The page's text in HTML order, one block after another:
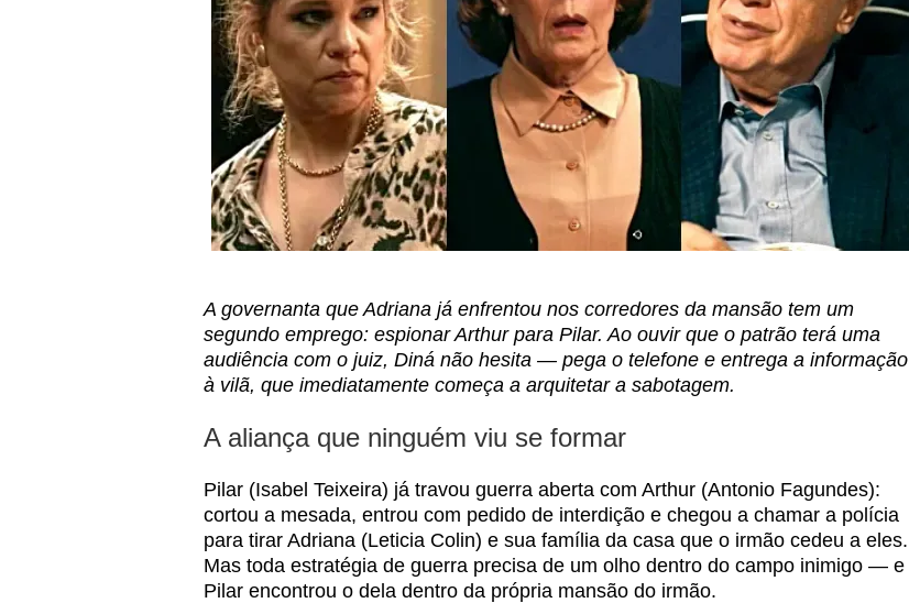
A governanta que Adriana já enfrentou nos corredores da mansão tem um
segundo emprego: espionar Arthur para Pilar. Ao ouvir que o patrão terá uma
audiência com o juiz, Diná não hesita — pega o telefone e entrega a informação
à vilã, que imediatamente começa a arquitetar a sabotagem.
A aliança que ninguém viu se formar
Pilar (Isabel Teixeira) já travou guerra aberta com Arthur (Antonio Fagundes):
cortou a mesada, entrou com pedido de interdição e chegou a chamar a polícia
para tirar Adriana (Leticia Colin) e sua família da casa que o irmão cedeu a eles.
Mas toda estratégia de guerra precisa de um olho dentro do campo inimigo — e
Pilar encontrou o dela dentro da própria mansão do irmão.